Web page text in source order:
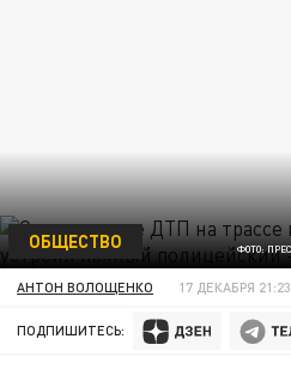
ФОТО:
ОБЩЕСТВО
АНТОН ВОЛОЩЕНКО 17 ДЕКАБРЯ 21:23
ПОДПИШИТЕСЬ: